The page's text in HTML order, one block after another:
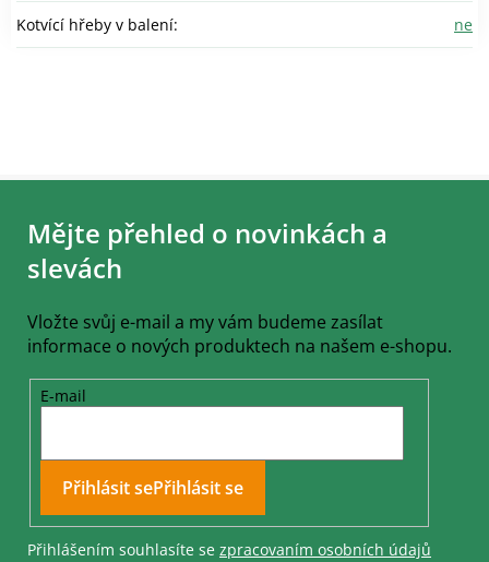
Kotvící hřeby v balení: ne
Z
Mějte přehled o novinkách a
slevách
Vložte svůj e-mail a my vám budeme zasílat
informace o nových produktech na našem e-shopu.
E-mail
Přihlásit se
Přihlášením souhlasíte se zpracovaním osobních údajů